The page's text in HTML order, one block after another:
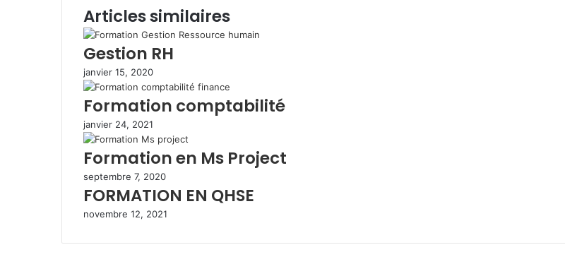
p
p
b
o
o
k
t
e
r
e
d
i
n
e
s
t
s
p
a
r
p
a
r
m
a
i
l
i
r
Articles similaires
Gestion RH
janvier 15, 2020
Formation comptabilité
janvier 24, 2021
Formation en Ms Project
septembre 7, 2020
FORMATION EN QHSE
novembre 12, 2021